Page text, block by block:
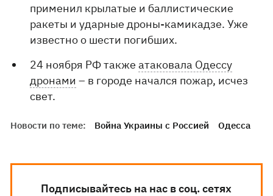
применил крылатые и баллистические
ракеты и ударные дроны-камикадзе. Уже
известно о шести погибших.
24 ноября РФ такжеатаковала Одессу
дронами – в городе начался пожар, исчез
свет.
Новости по теме: Война Украины с Россией Одесса
Подписывайтесь на нас в соц. сетях